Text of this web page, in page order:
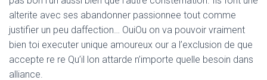
alterite avec ses abandonner passionnee tout comme
justifier un peu daffection… OuiOu on va pouvoir vraiment
bien toi executer unique amoureux our a l’exclusion de que
accepte re re Qu’il lon attarde n’importe quelle besoin dans
alliance.